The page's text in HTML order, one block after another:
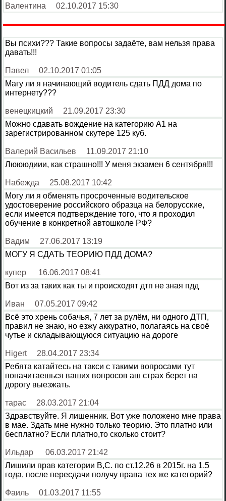
Валентина 02.10.2017 15:30
Вы психи??? Такие вопросы задаёте, вам нельзя права
давать!!!
Павел
02.10.2017 01:05
Магу ли я начинающий водитель сдать ПДД дома по
интернету???
венецкицкий
21.09.2017 23:30
Можно сдавать вождение на категорию А1 на
зарегистрированном скутере 125 куб.
Валерий Васильев
11.09.2017 21:10
Люююдиии, как страшно!!! У меня экзамен 6 сентября!!!
Набежда
25.08.2017 10:42
Могу ли я обменять просроченные водительское
удостоверение российского образца на белорусские,
если имеется подтверждение того, что я проходил
обучение в конкретной автошколе РФ?
Вадим
27.06.2017 13:19
МОГУ Я СДАТЬ ТЕОРИЮ ПДД ДОМА?
купер
16.06.2017 08:41
Вот из за таких как ты и происходят дтп не зная пдд
Иван
07.05.2017 09:42
Всё это хрень собачья, 7 лет за рулём, ни одного ДТП,
правил не знаю, но езжу аккуратно, полагаясь на своё
чутье и складывающуюся ситуацию на дороге
Higert
28.04.2017 23:34
Ребята катайтесь на такси с такими вопросами тут
поначитаешься ваших вопросов аш страх берет на
дорогу выезжать.
тарас
28.03.2017 21:04
Здравствуйте. Я лишенник. Вот уже положено мне права
в мае. Здать мне нужно только теорию. Это платно или
бесплатно? Если платно,то сколько стоит?
Ильдар
06.03.2017 21:42
Лишили прав категории В,С. по ст.12.26 в 2015г. на 1.5
года, после пересдачи получу права тех же категорий?
Фаиль
01.03.2017 11:55